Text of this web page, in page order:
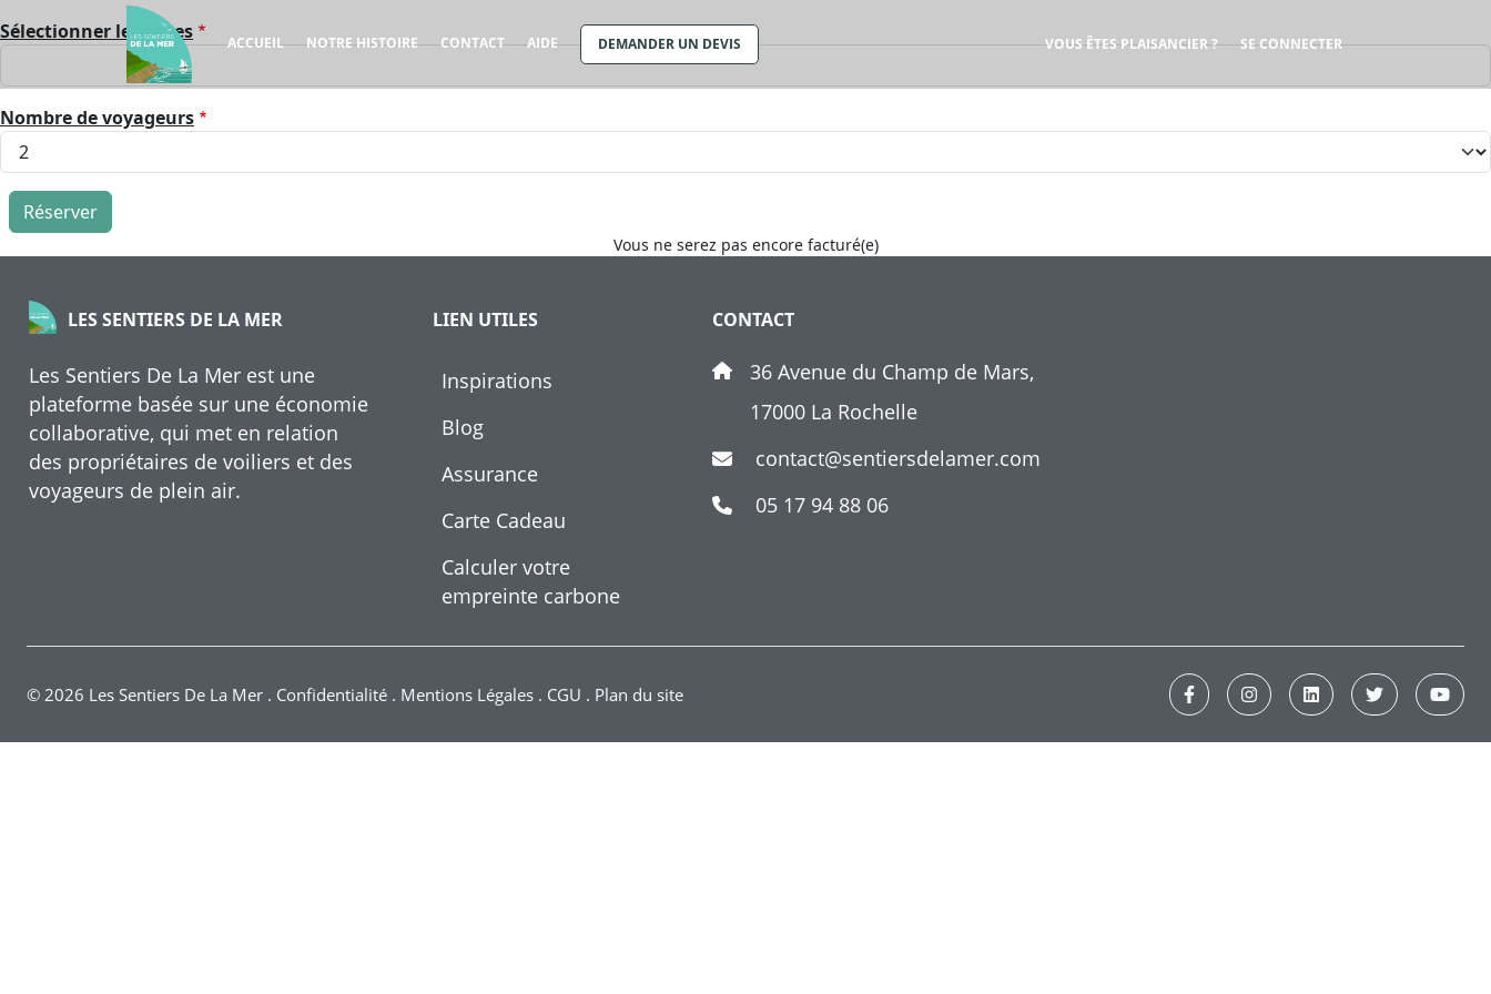
Aller au contenu principal
Navigation principale
ACCUEIL NOTRE HISTOIRE CONTACT AIDE DEMANDER UN DEVIS User account menu
VOUS ÊTES PLAISANCIER ? SE CONNECTER
Sélectionner les dates
Nombre de voyageurs
Vous ne serez pas encore facturé(e)
LES SENTIERS DE LA MER
Les Sentiers De La Mer est une
plateforme basée sur une économie
collaborative, qui met en relation
des propriétaires de voiliers et des
voyageurs de plein air.
LIEN UTILES
Inspirations
Blog
Assurance
Carte Cadeau
Calculer votre
empreinte carbone
CONTACT
36 Avenue du Champ de Mars,
17000 La Rochelle
contact@sentiersdelamer.com
05 17 94 88 06
© 2026 Les Sentiers De La Mer . Confidentialité . Mentions Légales . CGU . Plan du site